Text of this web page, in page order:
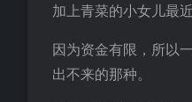
加上青菜的小女儿最
因为资金有限，所以
出不来的那种。